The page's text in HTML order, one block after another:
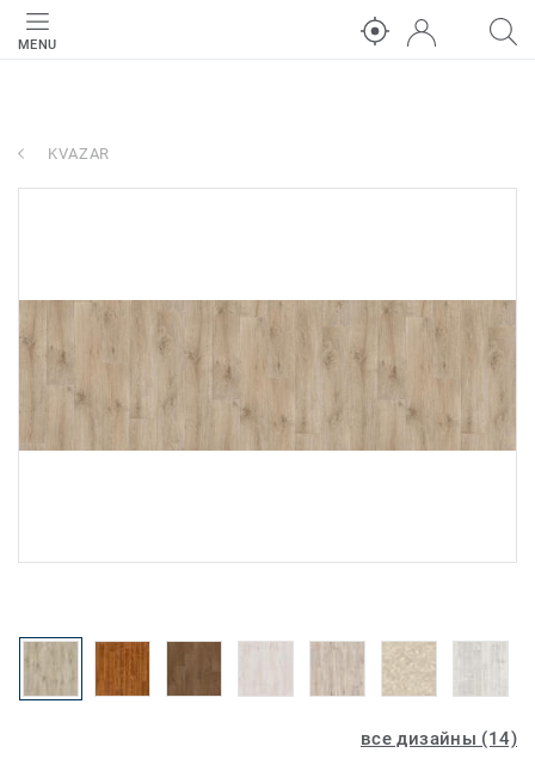
MENU
KVAZAR
все дизайны (14)